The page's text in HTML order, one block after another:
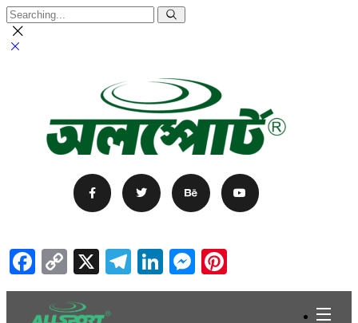
Facebook
Copy
Link
X Telegram
LinkedIn
Messenger